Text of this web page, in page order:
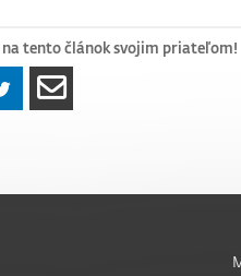
tento článok svojim priateľom!